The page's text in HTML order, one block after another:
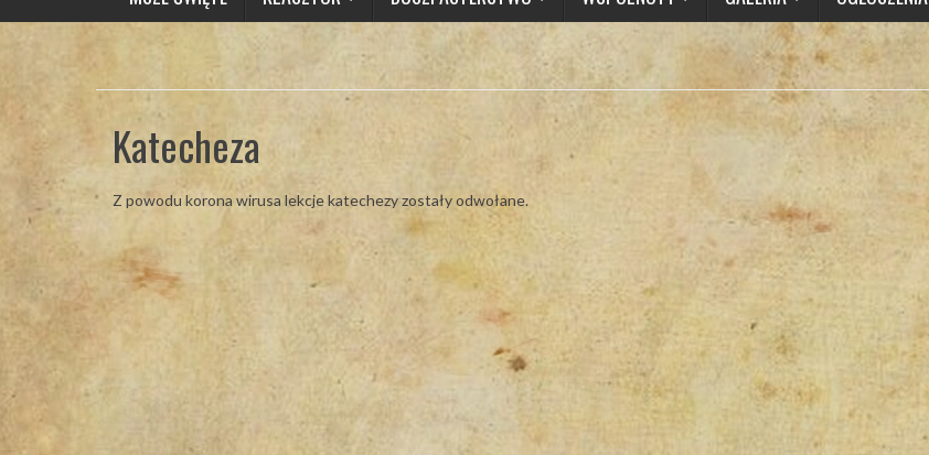
Katecheza
Z powodu korona wirusa lekcje katechezy zostały odwołane.